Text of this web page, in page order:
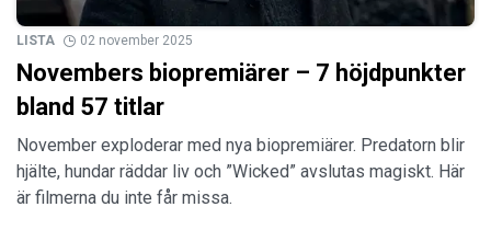
LISTA 02 november 2025
Novembers biopremiärer – 7 höjdpunkter
bland 57 titlar
November exploderar med nya biopremiärer. Predatorn blir
hjälte, hundar räddar liv och ”Wicked” avslutas magiskt. Här
är filmerna du inte får missa.